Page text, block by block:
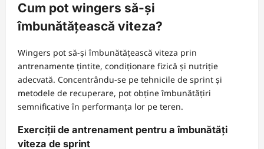
Cum pot wingers să-și
îmbunătățească viteza?
Wingers pot să-și îmbunătățească viteza prin
antrenamente țintite, condiționare fizică și nutriție
adecvată. Concentrându-se pe tehnicile de sprint și
metodele de recuperare, pot obține îmbunătățiri
semnificative în performanța lor pe teren.
Exerciții de antrenament pentru a îmbunătăți
viteza de sprint